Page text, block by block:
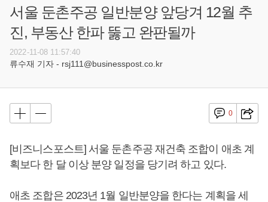
서울 둔촌주공 일반분양 앞당겨 12월 추
진, 부동산 한파 뚫고 완판될까
2022-11-08 11:57:40
류수재 기자 - rsj111@businesspost.co.kr
0
[비즈니스포스트] 서울 둔촌주공 재건축 조합이 애초 계
획보다 한 달 이상 분양 일정을 당기려 하고 있다.
애초 조합은 2023년 1월 일반분양을 한다는 계획을 세